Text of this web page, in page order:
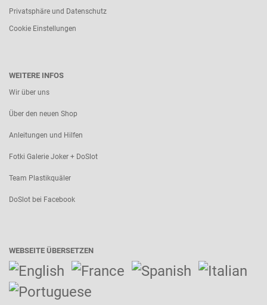
Privatsphäre und Datenschutz
Cookie Einstellungen
WEITERE INFOS
Wir über uns
Über den neuen Shop
Anleitungen und Hilfen
Fotki Galerie Joker + DoSlot
Team Plastikquäler
DoSlot bei Facebook
WEBSEITE ÜBERSETZEN